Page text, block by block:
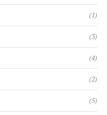
(1)
(3)
(4)
(2)
(5)